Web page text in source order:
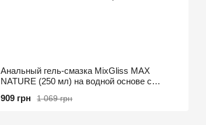
Анальный гель-смазка MixGliss MAX
NATURE (250 мл) на водной основе с
1 069 грн
909 грн